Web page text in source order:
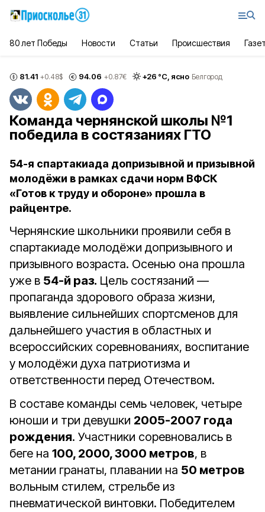
80 лет Победы Новости Статьи Происшествия
81.41 +0.48$ 94.06 +0.87€ +26 °С, ясно Белгород
Команда чернянской школы №1
победила в состязаниях ГТО
54-я спартакиада допризывной и призывной
молодёжи в рамках сдачи норм ВФСК
«Готов к труду и обороне» прошла в
райцентре.
Чернянские школьники проявили себя в
спартакиаде молодёжи допризывного и
призывного возраста. Осенью она прошла
уже в 54-й раз. Цель состязаний —
пропаганда здорового образа жизни,
выявление сильнейших спортсменов для
дальнейшего участия в областных и
всероссийских соревнованиях, воспитание
у молодёжи духа патриотизма и
ответственности перед Отечеством.
В составе команды семь человек, четыре
юноши и три девушки 2005-2007 года
рождения. Участники соревновались в
беге на 100, 2000, 3000 метров, в
метании гранаты, плавании на 50 метров
вольным стилем, стрельбе из
пневматической винтовки. Победителем